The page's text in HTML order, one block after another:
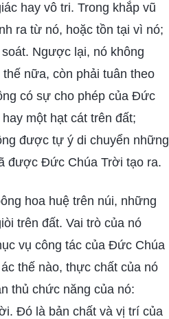
hay vô tri. Trong khắp vũ
ra từ nó, hoặc tồn tại vì nó;
Ngược lại, nó không
nữa, còn phải tuân theo
có sự cho phép của Đức
một hạt cát trên đất;
được tự ý di chuyển những
được Đức Chúa Trời tạo ra.
hoa huệ trên núi, những
trên đất. Vai trò của nó
vụ công tác của Đức Chúa
thế nào, thực chất của nó
thủ chức năng của nó:
Đó là bản chất và vị trí của